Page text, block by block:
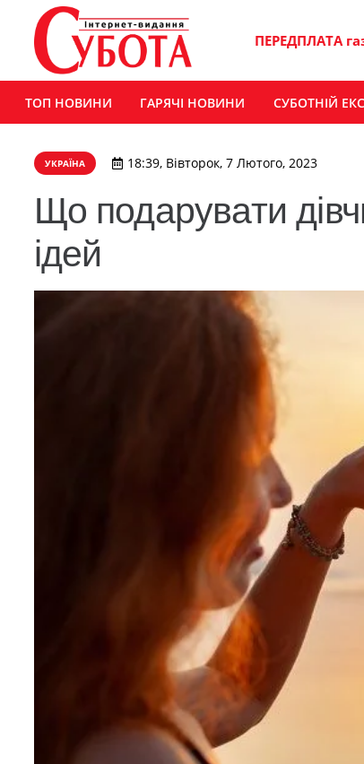
ПЕРЕДПЛАТА
ТОП НОВИНИ ГАРЯЧІ НОВИНИ СУБОТНІЙ
УКРАЇНА 18:39, Вівторок, 7 Лютого, 2023
Що подарувати
ідей